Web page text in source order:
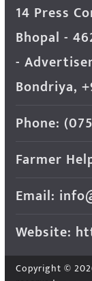
14 Press
Bhopal -
-
Bondriya,
Phone:
Farmer
Email:
Website:
Copyright ©